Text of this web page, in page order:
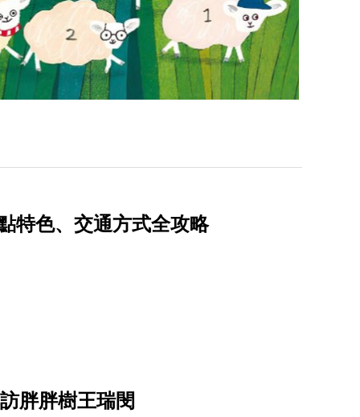
特色、交通方式全攻略
胖胖樹王瑞閔